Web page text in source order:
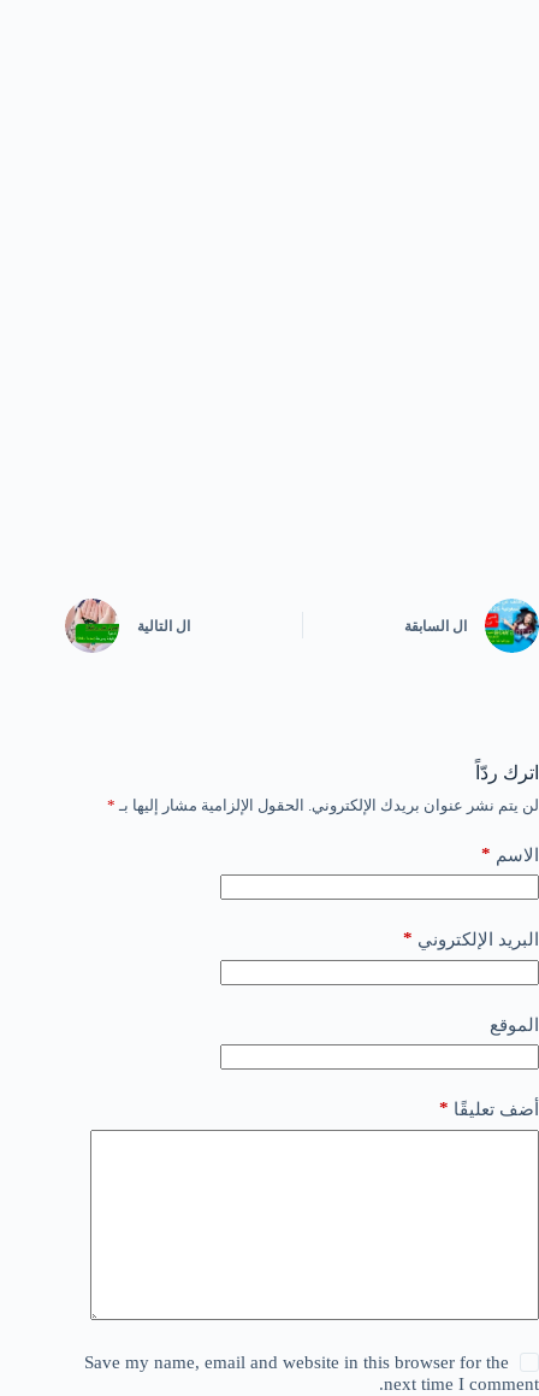
ال السابقة ال التالية
اترك ردّاً
لن يتم نشر عنوان بريدك الإلكتروني. الحقول الإلزامية مشار إليها بـ *
الاسم *
البريد الإلكتروني *
الموقع
أضف تعليقًا *
Save my name, email and website in this browser for the
next time I comment.